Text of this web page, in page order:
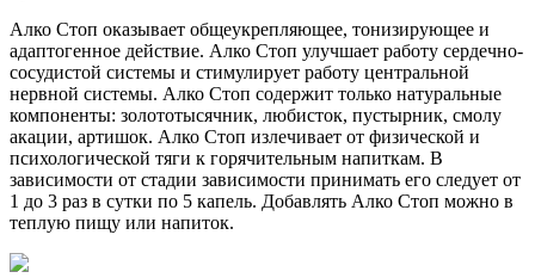
Алко Стоп оказывает общеукрепляющее, тонизирующее и
адаптогенное действие. Алко Стоп улучшает работу сердечно-
сосудистой системы и стимулирует работу центральной
нервной системы. Алко Стоп содержит только натуральные
компоненты: золототысячник, любисток, пустырник, смолу
акации, артишок. Алко Стоп излечивает от физической и
психологической тяги к горячительным напиткам. В
зависимости от стадии зависимости принимать его следует от
1 до 3 раз в сутки по 5 капель. Добавлять Алко Стоп можно в
теплую пищу или напиток.